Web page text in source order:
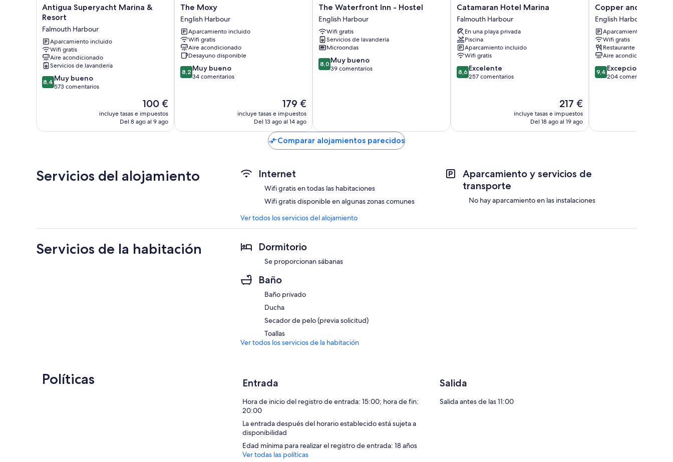
Balcones, servicio de limpieza diario y teléfonos
Antigua
Superyacht
&
Resort
Falmouth
Harbour
Antigua Superyacht Marina &
Resort
Falmouth Harbour
Aparcamiento incluido
Wifi gratis
Aire acondicionado
Servicios de lavandería
8.4
sobre
8,4 Muy bueno
573 comentarios
El
precio
actual
100 €
incluye tasas e impuestos
Del 8 ago al 9 ago
The
Moxy
English
Harbour
The Moxy
English Harbour
Aparcamiento incluido
Wifi gratis
Aire acondicionado
Desayuno disponible
8.2
sobre
8,2 Muy bueno
34 comentarios
El
precio
actual
de
179 €
179 €
incluye tasas e impuestos
Del 13 ago al 14 ago
The
Waterfront
Inn
-
Hostel
English
Harbour
The Waterfront Inn - Hostel
English Harbour
Wifi gratis
Servicios de lavandería
Microondas
8.0
sobre
8,0 Muy bueno
39 comentarios
Catamaran
Hotel
Marina
Falmouth
Harbour
Catamaran Hotel Marina
Falmouth Harbour
En una playa privada
Piscina
Aparcamiento incluido
Wifi gratis
8.6
sobre
8,6 Excelente
257 comentarios
El
precio
actual
217 €
incluye tasas e impuestos
Del 18 ago al 19 ago
Copper
and
Lumber
Store
Hotel
English
Harbour
Copper and
English Harbour
Aparcamiento incluido
Wifi gratis
Restaurante
Aire acondicionado
9.4
sobre
9,4 Excepcional
204 comentarios
Comparar alojamientos parecidos
Servicios del alojamiento Internet
Wifi gratis en todas las habitaciones
Wifi gratis disponible en algunas zonas comunes
Aparcamiento y servicios de
transporte
No hay aparcamiento en las instalaciones
Ver todos los servicios del alojamiento
Servicios de la habitación Dormitorio
Se proporcionan sábanas
Baño
Baño privado
Ducha
Secador de pelo (previa solicitud)
Toallas
Ver todos los servicios de la habitación
Políticas Entrada
Hora de inicio del registro de entrada: 15:00; hora de fin:
20:00
La entrada después del horario establecido está sujeta a
disponibilidad
Edad mínima para realizar el registro de entrada: 18 años
Salida
Salida antes de las 11:00
Ver todas las políticas